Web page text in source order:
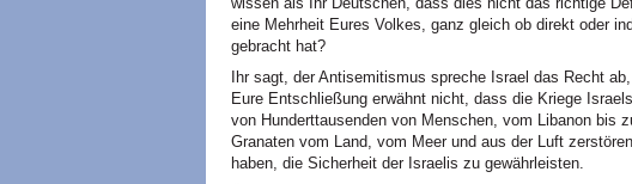
eine Mehrheit Eures Volkes, ganz gleich ob direkt oder
gebracht hat?
Ihr sagt, der Antisemitismus spreche Israel das Recht
Eure Entschließung erwähnt nicht, dass die Kriege
von Hunderttausenden von Menschen, vom Libanon bis
Granaten vom Land, vom Meer und aus der Luft
haben, die Sicherheit der Israelis zu gewährleisten.